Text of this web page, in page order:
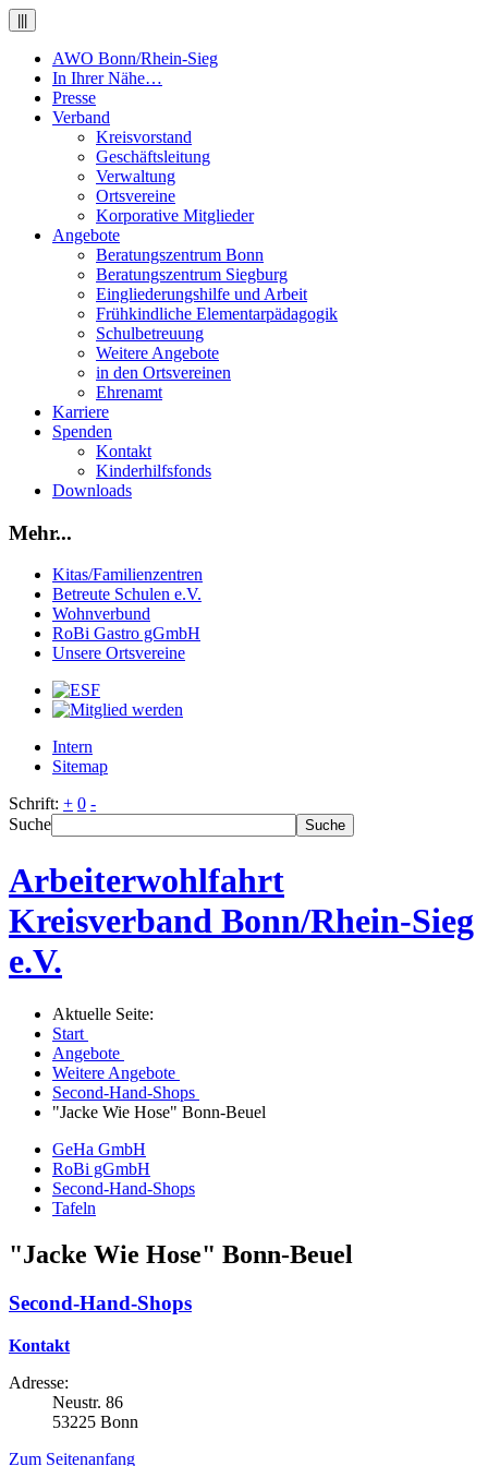
AWO Bonn/Rhein-Sieg
In Ihrer Nähe…
Presse
Verband
Kreisvorstand
Geschäftsleitung
Verwaltung
Ortsvereine
Korporative Mitglieder
Angebote
Beratungszentrum Bonn
Beratungszentrum Siegburg
Eingliederungshilfe und Arbeit
Frühkindliche Elementarpädagogik
Schulbetreuung
Weitere Angebote
in den Ortsvereinen
Ehrenamt
Karriere
Spenden
Kontakt
Kinderhilfsfonds
Downloads
Mehr...
Kitas/Familienzentren
Betreute Schulen e.V.
Wohnverbund
RoBi Gastro gGmbH
Unsere Ortsvereine
Intern
Sitemap
Schrift: + 0 -
Suche
Suche
Arbeiterwohlfahrt
Kreisverband Bonn/Rhein-Sieg
e.V.
Aktuelle Seite:
Start
Angebote
Weitere Angebote
Second-Hand-Shops
"Jacke Wie Hose" Bonn-Beuel
GeHa GmbH
RoBi gGmbH
Second-Hand-Shops
Tafeln
"Jacke Wie Hose" Bonn-Beuel
Second-Hand-Shops
Kontakt
Adresse:
Neustr. 86
53225 Bonn
Zum Seitenanfang